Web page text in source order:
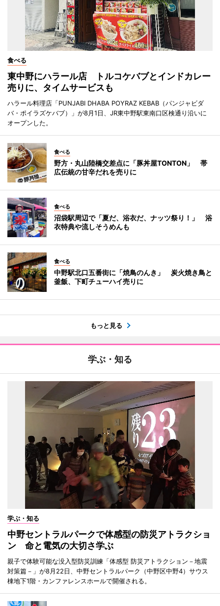
食べる
東中野にハラール店 トルコケバブとインドカレー
売りに、タイムサービスも
ハラール料理店「PUNJABI DHABA POYRAZ KEBAB（パンジャビダ
バ・ポイラズケバブ）」が8月1日、JR東中野駅東南口区検通り沿いに
オープンした。
食べる
野方・丸山陸橋交差点に「豚丼屋TONTON」 帯
広伝統の甘辛だれを売りに
食べる
沼袋駅周辺で「夏だ、浴衣だ、ナッツ祭り！」 浴
衣特典や流しそうめんも
食べる
中野駅北口五番街に「焼鳥のんき」 炭火焼き鳥と
釜飯、下町チューハイ売りに
もっと見る
学ぶ・知る
学ぶ・知る
中野セントラルパークで体感型の防災アトラクショ
ン 命と電気の大切さ学ぶ
親子で体験可能な没入型防災訓練「体感型 防災アトラクション－地震
対策篇－」が8月22日、中野セントラルパーク（中野区中野4）サウス
棟地下1階・カンファレンスホールで開催される。